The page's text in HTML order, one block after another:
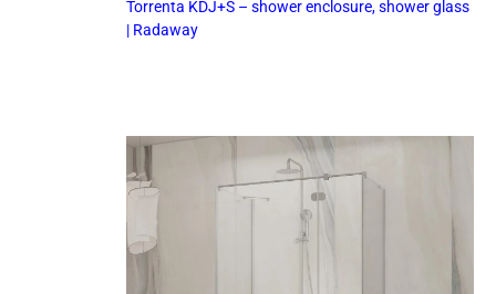
Torrenta KDJ+S – shower enclosure, shower glass
| Radaway